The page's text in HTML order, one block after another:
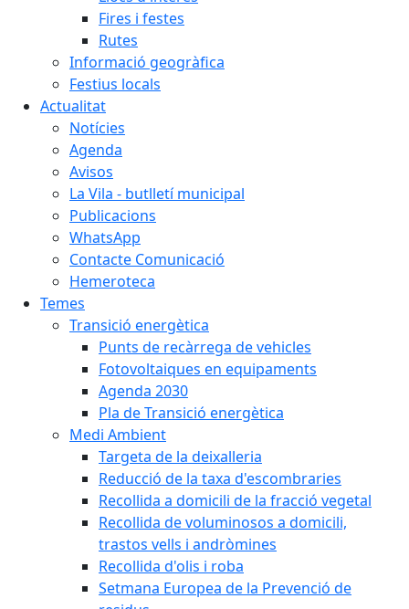
Fires i festes
Rutes
Informació geogràfica
Festius locals
Actualitat
Notícies
Agenda
Avisos
La Vila - butlletí municipal
Publicacions
WhatsApp
Contacte Comunicació
Hemeroteca
Temes
Transició energètica
Punts de recàrrega de vehicles
Fotovoltaiques en equipaments
Agenda 2030
Pla de Transició energètica
Medi Ambient
Targeta de la deixalleria
Reducció de la taxa d'escombraries
Recollida a domicili de la fracció vegetal
Recollida de voluminosos a domicili,
trastos vells i andròmines
Recollida d'olis i roba
Setmana Europea de la Prevenció de